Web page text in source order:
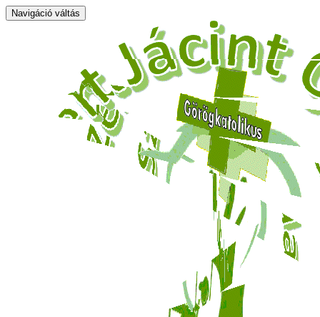
Navigáció váltás